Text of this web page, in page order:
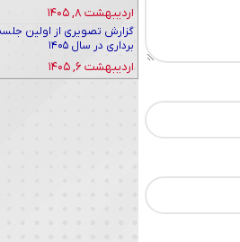
اردیبهشت ۸, ۱۴۰۵
گزارش تصویری از اولین
برداری در سال ۱۴۰۵
اردیبهشت ۶, ۱۴۰۵